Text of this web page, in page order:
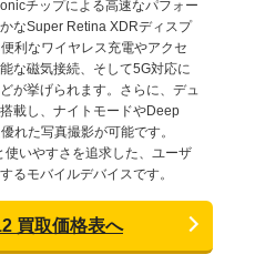
チップによる高速なパフォー
なSuper Retina XDRディスプ
利なワイヤレス充電やアクセ
な磁気接続、そして5G対応に
が挙げられます。さらに、デュ
載し、ナイトモードやDeep
れた写真撮影が可能です。
使いやすさを追求した、ユーザ
るモバイルデバイスです。
買取価格表へ